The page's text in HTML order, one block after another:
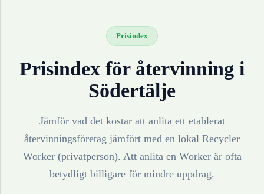
Prisindex
Prisindex för återvinning i
Södertälje
Jämför vad det kostar att anlita ett etablerat
återvinningsföretag jämfört med en lokal Recycler
Worker (privatperson). Att anlita en Worker är ofta
betydligt billigare för mindre uppdrag.